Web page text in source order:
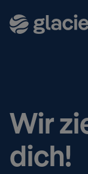
Wir
dich!